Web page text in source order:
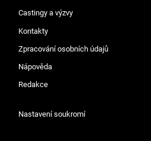
Castingy a výzvy
Kontakty
Zpracování osobních údajů
Nápověda
Redakce
Nastavení soukromí